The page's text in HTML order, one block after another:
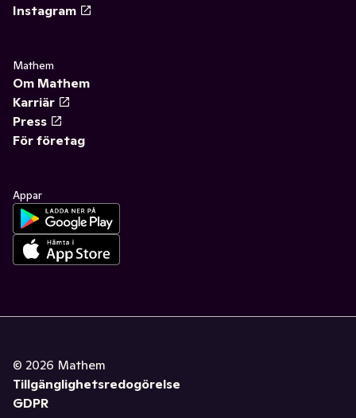
Instagram
Mathem
Om Mathem
Karriär
Press
För företag
Appar
© 2026 Mathem
Tillgänglighetsredogörelse
GDPR